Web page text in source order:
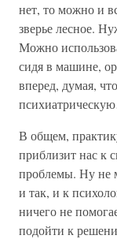
нет, то можно и
зверье лесное.
Можно
сидя в машине,
вперед, думая,
В общем,
приблизит нас к
проблемы. Ну не
и так, и к
ничего не
подойти к